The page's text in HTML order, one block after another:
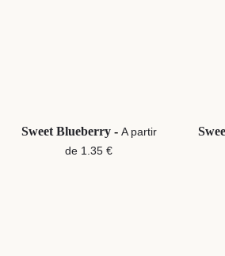
Sweet Blueberry - A partir
de 1.35 €